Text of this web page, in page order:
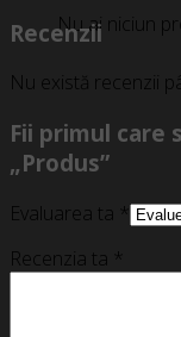
Nu ai niciun
Recenzii
Nu există recenzii
Fii primul care
„Produs”
Evaluarea ta *
Recenzia ta *